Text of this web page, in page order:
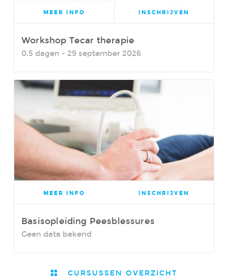
MEER INFO INSCHRIJVEN
Workshop Tecar therapie
0.5 dagen - 29 september 2026
MEER INFO INSCHRIJVEN
Basisopleiding Peesblessures
Geen data bekend
CURSUSSEN OVERZICHT